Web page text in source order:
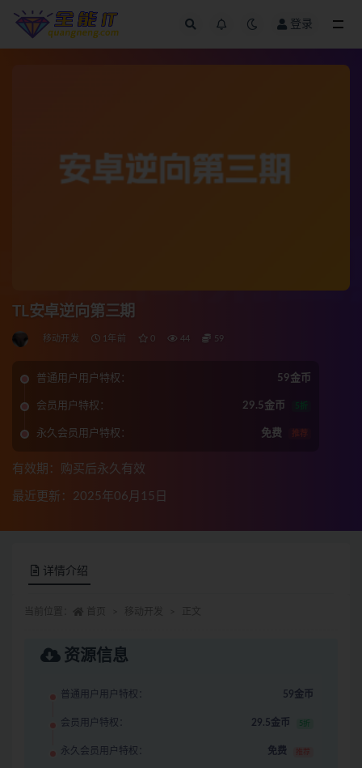
登录
TL安卓逆向第三期
移动开发 1年前 0 44 59
普通用户用户特权： 59金币
会员用户特权： 29.5金币 5折
永久会员用户特权： 免费 推荐
有效期：购买后永久有效
最近更新：2025年06月15日
详情介绍
资源信息
普通用户用户特权： 59金币
会员用户特权： 29.5金币 5折
永久会员用户特权： 免费 推荐